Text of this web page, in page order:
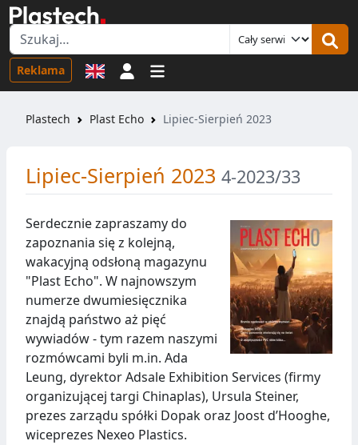
Reklama Logowanie
Plastech Plast Echo Lipiec-Sierpień 2023
Lipiec-Sierpień 2023 4-2023/33
Serdecznie zapraszamy do
zapoznania się z kolejną,
wakacyjną odsłoną magazynu
"Plast Echo". W najnowszym
numerze dwumiesięcznika
znajdą państwo aż pięć
wywiadów - tym razem naszymi
rozmówcami byli m.in. Ada
Leung, dyrektor Adsale Exhibition Services (firmy
organizującej targi Chinaplas), Ursula Steiner,
prezes zarządu spółki Dopak oraz Joost d’Hooghe,
wiceprezes Nexeo Plastics.